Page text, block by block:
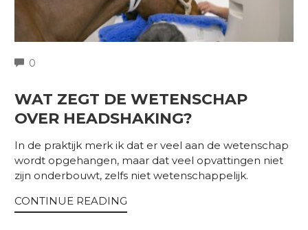
0
WAT ZEGT DE WETENSCHAP
OVER HEADSHAKING?
In de praktijk merk ik dat er veel aan de wetenschap
wordt opgehangen, maar dat veel opvattingen niet
zijn onderbouwt, zelfs niet wetenschappelijk.
CONTINUE READING